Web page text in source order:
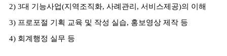
2) 3대 기능사업(지역조직화, 사례관리 , 서비스제공)의 이해
3) 프로포절 기획 교육 및 작성 실습, 홍보영상 제작 등
4) 회계행정 실무 등